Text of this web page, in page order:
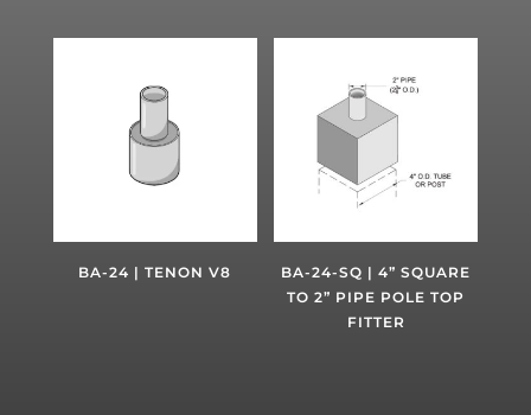
BA-24 | TENON V8
BA-24-SQ | 4” SQUARE
TO 2” PIPE POLE TOP
FITTER